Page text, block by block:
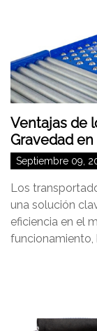
Ventajas de
Gravedad
Septiembre 09,
Los
una solución
eficiencia en el
funcionamiento,